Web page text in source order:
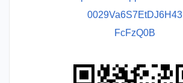
0029Va6S7EtDJ6H43
FcFzQ0B